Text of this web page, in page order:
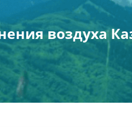
воздуха